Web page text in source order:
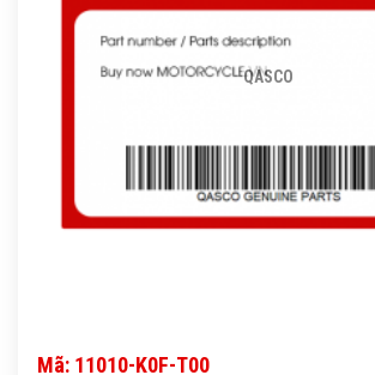
QASCO
Mã: 11010-K0F-T00